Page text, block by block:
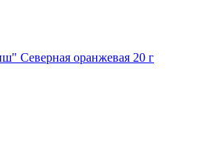
Северная оранжевая 20 г